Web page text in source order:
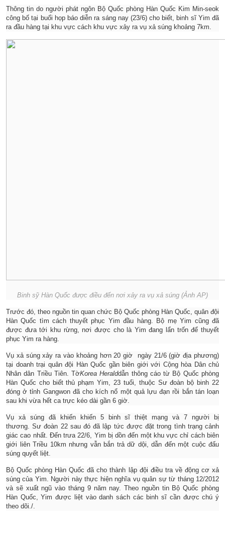
Thông tin do người phát ngôn Bộ Quốc phòng Hàn Quốc Kim Min-seok
công bố tại buổi họp báo diễn ra sáng nay (23/6) cho biết, binh sĩ Yim đã
ra đầu hàng tại khu vực cách khu vực xảy ra vụ xả súng khoảng 7km.
Binh sỹ Hàn Quốc được điều đến nơi xảy ra vụ xả súng (Ảnh AP)
Trước đó, theo nguồn tin quan chức Bộ Quốc phòng Hàn Quốc, quân đội
Hàn Quốc tìm cách thuyết phục Yim đầu hàng. Bộ mẹ Yim cũng đã
được đưa tới khu rừng, nơi được cho là Yim đang lẩn trốn để thuyết
phục Yim ra hàng.
Vụ xả súng xảy ra vào khoảng hơn 20 giờ ngày 21/6 (giờ địa phương)
tại doanh trại quân đội Hàn Quốc gần biên giới với Cộng hòa Dân chủ
Nhân dân Triều Tiên. TờKorea Heralddẫn thông cáo từ Bộ Quốc phòng
Hàn Quốc cho biết thủ phạm Yim, 23 tuổi, thuộc Sư đoàn bộ binh 22
đóng ở tỉnh Gangwon đã cho kích nổ một quả lựu đạn rồi bắn tán loạn
sau khi vừa hết ca trực kéo dài gần 6 giờ.
Vụ xả súng đã khiến khiến 5 binh sĩ thiệt mạng và 7 người bị
thương. Sư đoàn 22 sau đó đã lập tức được đặt trong tình trạng cảnh
giác cao nhất. Đến trưa 22/6, Yim bị dồn đến một khu vực chỉ cách biên
giới liên Triều 10km nhưng vẫn bắn trả dữ dội, dẫn đến một cuộc đấu
súng quyết liệt.
Bộ Quốc phòng Hàn Quốc đã cho thành lập đội điều tra về động cơ xả
súng của Yim. Người này thực hiện nghĩa vụ quân sự từ tháng 12/2012
và sẽ xuất ngũ vào tháng 9 năm nay. Theo nguồn tin Bộ Quốc phòng
Hàn Quốc, Yim được liệt vào danh sách các binh sĩ cần được chú ý
theo dõi./.